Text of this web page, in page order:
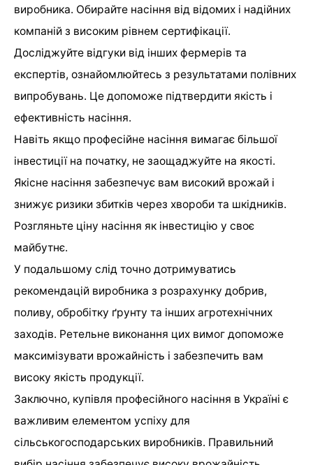
виробника. Обирайте насіння від відомих і надійних
компаній з високим рівнем сертифікації.
Досліджуйте відгуки від інших фермерів та
експертів, ознайомлюйтесь з результатами полівних
випробувань. Це допоможе підтвердити якість і
ефективність насіння.
Навіть якщо професійне насіння вимагає більшої
інвестиції на початку, не заощаджуйте на якості.
Якісне насіння забезпечує вам високий врожай і
знижує ризики збитків через хвороби та шкідників.
Розгляньте ціну насіння як інвестицію у своє
майбутнє.
У подальшому слід точно дотримуватись
рекомендацій виробника з розрахунку добрив,
поливу, обробітку ґрунту та інших агротехнічних
заходів. Ретельне виконання цих вимог допоможе
максимізувати врожайність і забезпечить вам
високу якість продукції.
Заключно, купівля професійного насіння в Україні є
важливим елементом успіху для
сільськогосподарських виробників. Правильний